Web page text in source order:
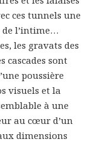
ces tunnels une
de l’intime…
les gravats des
cascades sont
poussière
visuels et la
à une
au cœur d’un
dimensions